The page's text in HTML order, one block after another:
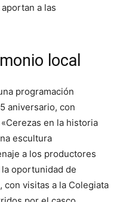
a las
local
programación
aniversario, con
en la historia
escultura
a los productores
oportunidad de
visitas a la Colegiata